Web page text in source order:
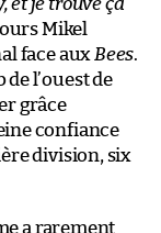
et je trouve ça
Mikel
face auxBees.
l’ouest de
grâce
confiance
division, six
a rarement